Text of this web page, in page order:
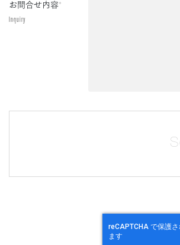
お問合せ内容*
Inquiry